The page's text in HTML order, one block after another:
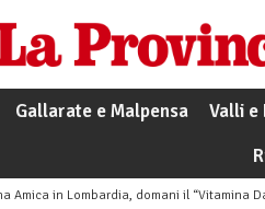
Gallarate e Malpensa Valli e
Amica in Lombardia, domani il “Vitamina